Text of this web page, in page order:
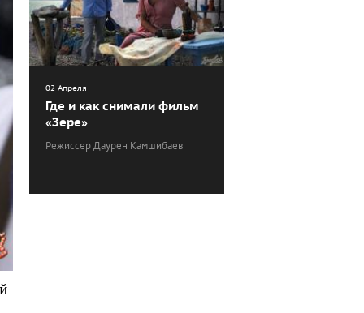
02 Апреля
Где и как снимали фильм
«Зере»
Режиссер Даурен Камшибаев